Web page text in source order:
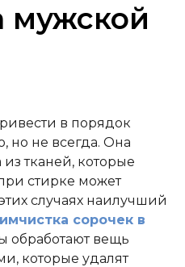
мужской
в порядок
но не всегда. Она
тканей, которые
стирке может
случаях наилучший
сорочек в
обработают вещь
которые удалят